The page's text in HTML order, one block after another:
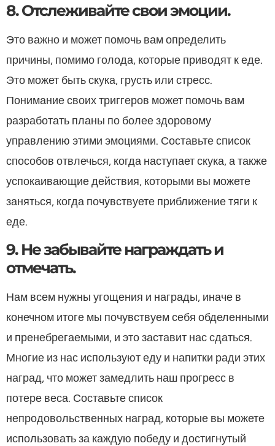
8. Отслеживайте свои эмоции.
Это важно и может помочь вам определить
причины, помимо голода, которые приводят к еде.
Это может быть скука, грусть или стресс.
Понимание своих триггеров может помочь вам
разработать планы по более здоровому
управлению этими эмоциями. Составьте список
способов отвлечься, когда наступает скука, а также
успокаивающие действия, которыми вы можете
заняться, когда почувствуете приближение тяги к
еде.
9. Не забывайте награждать и
отмечать.
Нам всем нужны угощения и награды, иначе в
конечном итоге мы почувствуем себя обделенными
и пренебрегаемыми, и это заставит нас сдаться.
Многие из нас используют еду и напитки ради этих
наград, что может замедлить наш прогресс в
потере веса. Составьте список
непродовольственных наград, которые вы можете
использовать за каждую победу и достигнутый